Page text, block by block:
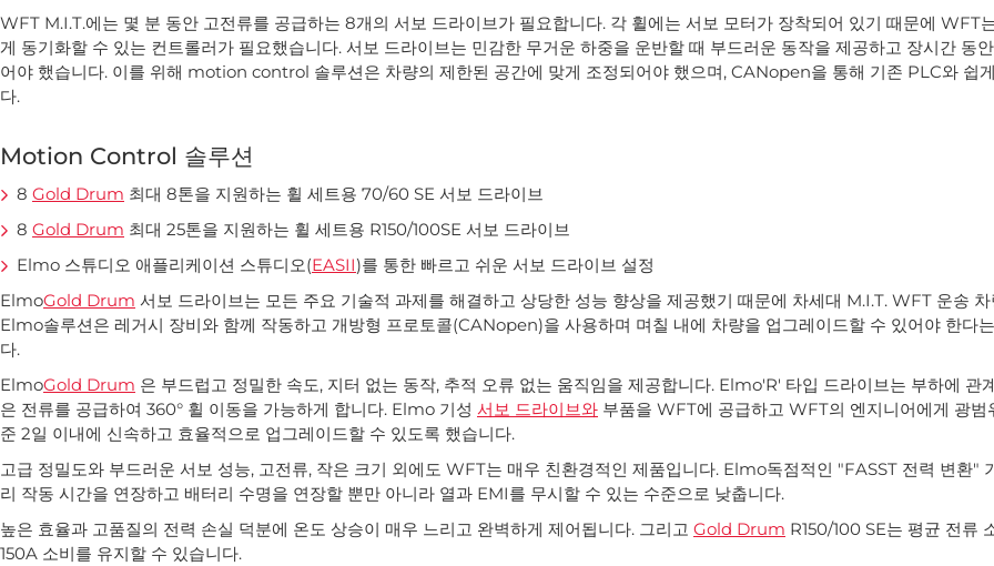
WFT M.I.T.에는 몇 분 동안 고전류를 공급하는 8개의 서보 드라이브가 필요합니다. 각 휠에는 서보 모터가 장착되어 있기 때문에 WFT
게 동기화할 수 있는 컨트롤러가 필요했습니다. 서보 드라이브는 민감한 무거운 하중을 운반할 때 부드러운 동작을 제공하고 장시간 동
어야 했습니다. 이를 위해 motion control 솔루션은 차량의 제한된 공간에 맞게 조정되어야 했으며, CANopen을 통해 기존 PLC와 쉽
다.
Motion Control 솔루션
8 Gold Drum 최대 8톤을 지원하는 휠 세트용 70/60 SE 서보 드라이브
8 Gold Drum 최대 25톤을 지원하는 휠 세트용 R150/100SE 서보 드라이브
Elmo 스튜디오 애플리케이션 스튜디오(EASII)를 통한 빠르고 쉬운 서보 드라이브 설정
ElmoGold Drum 서보 드라이브는 모든 주요 기술적 과제를 해결하고 상당한 성능 향상을 제공했기 때문에 차세대 M.I.T. WFT 운송
Elmo솔루션은 레거시 장비와 함께 작동하고 개방형 프로토콜(CANopen)을 사용하며 며칠 내에 차량을 업그레이드할 수 있어야 한다
다.
ElmoGold Drum 은 부드럽고 정밀한 속도, 지터 없는 동작, 추적 오류 없는 움직임을 제공합니다. Elmo'R' 타입 드라이브는 부하에 관
은 전류를 공급하여 360° 휠 이동을 가능하게 합니다. Elmo 기성 서보 드라이브와 부품을 WFT에 공급하고 WFT의 엔지니어에게 광범
준 2일 이내에 신속하고 효율적으로 업그레이드할 수 있도록 했습니다.
고급 정밀도와 부드러운 서보 성능, 고전류, 작은 크기 외에도 WFT는 매우 친환경적인 제품입니다. Elmo독점적인 "FASST 전력 변환"
리 작동 시간을 연장하고 배터리 수명을 연장할 뿐만 아니라 열과 EMI를 무시할 수 있는 수준으로 낮춥니다.
높은 효율과 고품질의 전력 손실 덕분에 온도 상승이 매우 느리고 완벽하게 제어됩니다. 그리고 Gold Drum R150/100 SE는 평균 전류
150A 소비를 유지할 수 있습니다.